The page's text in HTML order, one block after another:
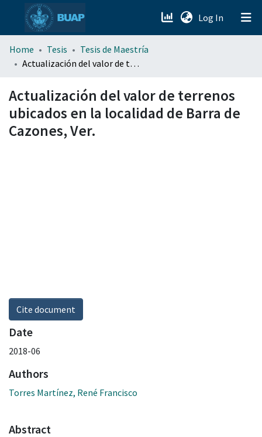
Log In (current)
menu.section.about_menu
Home Tesis
Tesis de Maestría
Actualización del valor de terrenos ubicados en la localidad de Barra de Cazones, Ver.
Actualización del valor de terrenos
ubicados en la localidad de Barra de
Cazones, Ver.
Cite document
Date
2018-06
Authors
Torres Martínez, René Francisco
Abstract